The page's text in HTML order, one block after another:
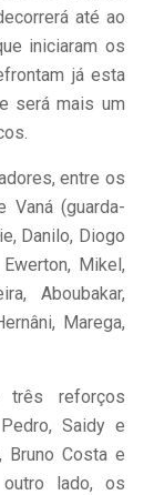
até ao
iniciaram os
já esta
será mais um
entre os
Vaná (guarda-
Danilo, Diogo
Mikel,
Aboubakar,
Marega,
reforços
Saidy e
Bruno Costa e
lado, os